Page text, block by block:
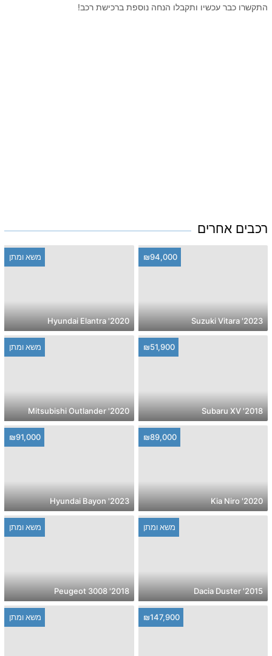
התקשרו כבר עכשיו ותקבלו הנחה נוספת ברכישת רכב!
רכבים אחרים
₪94,000
2023' Suzuki Vitara
משא ומתן
2020' Hyundai Elantra
₪51,900
2018' Subaru XV
משא ומתן
2020' Mitsubishi Outlander
₪89,000
2020' Kia Niro
₪91,000
2023' Hyundai Bayon
משא ומתן
2015' Dacia Duster
משא ומתן
2018' Peugeot 3008
₪147,900 משא ומתן